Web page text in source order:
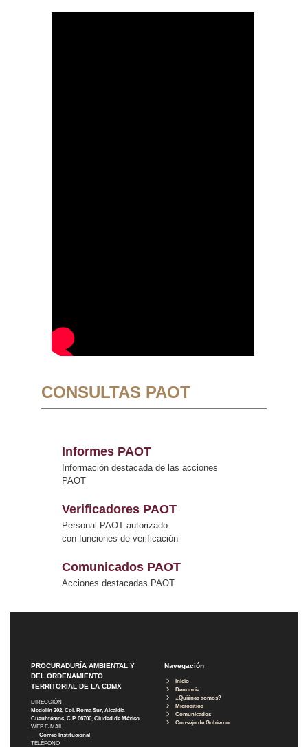
CONSULTAS PAOT
Informes PAOT
Información destacada de las acciones
PAOT
Verificadores PAOT
Personal PAOT autorizado
con funciones de verificación
Comunicados PAOT
Acciones destacadas PAOT
PROCURADURÍA AMBIENTAL Y
DEL ORDENAMIENTO
TERRITORIAL DE LA CDMX
DIRECCIÓN
Medellín 202, Col. Roma Sur, Alcaldía
Cuauhtémoc, C.P. 06700, Ciudad de México
WEB E-MAIL
Correo Institucional
TELÉFONO
Navegación
Inicio
Denuncia
¿Quiénes somos?
Micrositios
Comunicados
Consejo de Gobierno